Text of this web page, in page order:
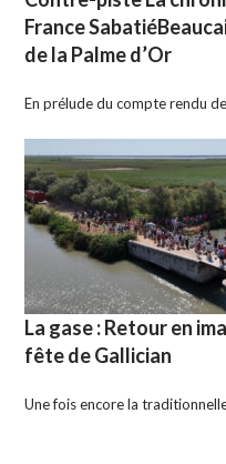
France
de la Palme d’Or
En prélude du compte rendu
La gase : Retour en
fête de Gallician
Une fois encore la